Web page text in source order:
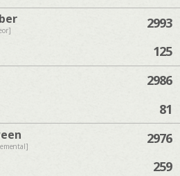
2993
125
2986
81
2976
259